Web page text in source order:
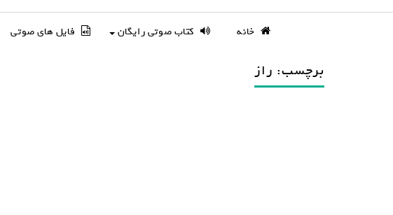
o
خانه کتاب صوتی رایگان فایل های صوتی
برچسب: راز